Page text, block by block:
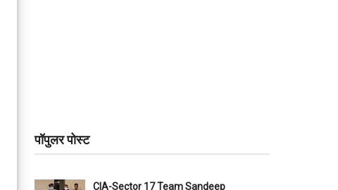
पॉपुलर पोस्ट
CIA-Sector 17 Team Sandeep